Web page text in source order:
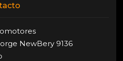
NewBery 9136